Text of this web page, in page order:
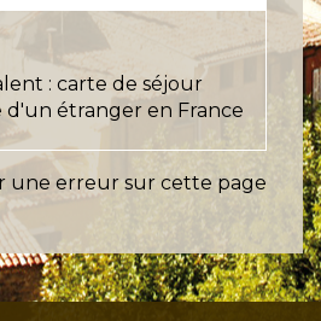
: carte de séjour
étranger en France
une erreur sur cette page